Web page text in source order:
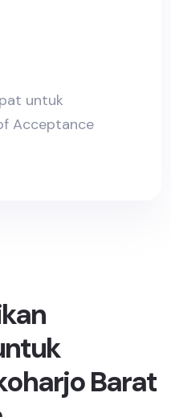
untuk
Acceptance
Barat